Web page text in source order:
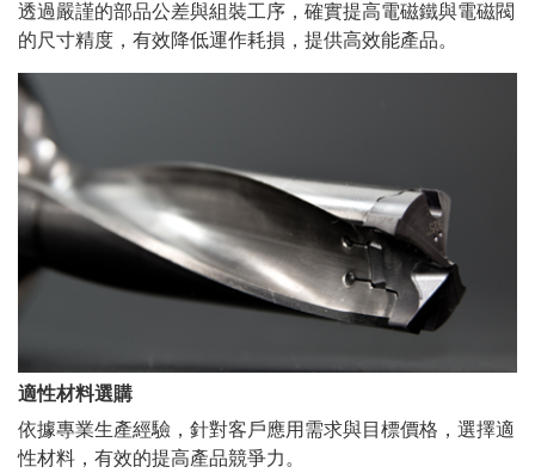
透過嚴謹的部品公差與組裝工序，確實提高電磁鐵與電磁閥
的尺寸精度，有效降低運作耗損，提供高效能產品。
適性材料選購
依據專業生產經驗，針對客戶應用需求與目標價格，選擇適
性材料，有效的提高產品競爭力。